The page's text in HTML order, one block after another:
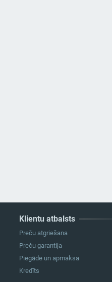
Klientu atbalsts
Preču atgriešana
Preču garantija
Piegāde un apmaksa
Kredīts